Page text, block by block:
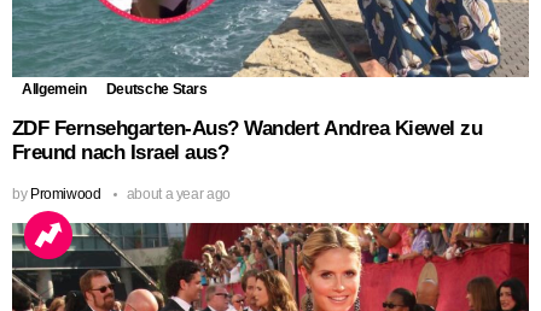
Allgemein Deutsche Stars
ZDF Fernsehgarten-Aus? Wandert Andrea Kiewel zu
Freund nach Israel aus?
by Promiwood about a year ago